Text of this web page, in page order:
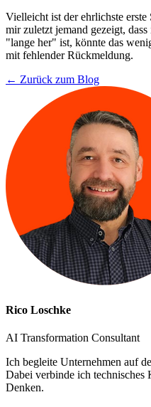
Vielleicht ist der ehrlichste
mir zuletzt jemand gezeigt,
"lange her" ist, könnte das
mit fehlender Rückmeldung.
← Zurück zum Blog
Rico Loschke
AI Transformation Consultant
Ich begleite Unternehmen auf
Dabei verbinde ich
Denken.